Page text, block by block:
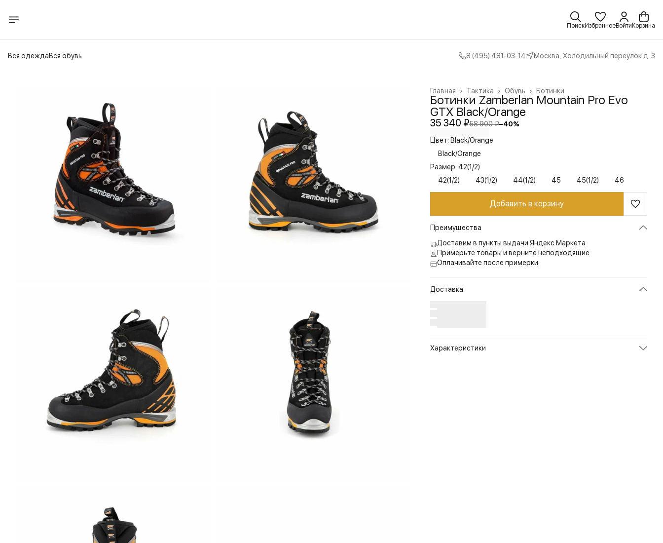
ПоискИзбранноеВойти Корзина
Вся одеждаВся обувь 8 (495) 481-03-14 Москва, Холодильный переулок д. 3
Ботинки
Обувь ›
Тактика ›
Главная ›
Ботинки Zamberlan Mountain Pro Evo
GTX Black/Orange
35 340 ₽58 900 ₽−40%
Цвет: Black/Orange
Black/Orange
Размер: 42(1/2)
42(1/2)
43(1/2) 44(1/2) 45 45(1/2) 46
Добавить в корзину
Преимущества
Доставим в пункты выдачи Яндекс Маркета
Примерьте товары и верните неподходящие
Оплачивайте после примерки
Доставка
Характеристики